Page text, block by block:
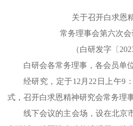
关于召开白求恩
常务理事会第六次
（白研发字〔
白研会各常务理事，各会员单
经研究，定于12月22日上午9
式，召开白求恩精神研究会常务理
线下会议的主会场，设在北京